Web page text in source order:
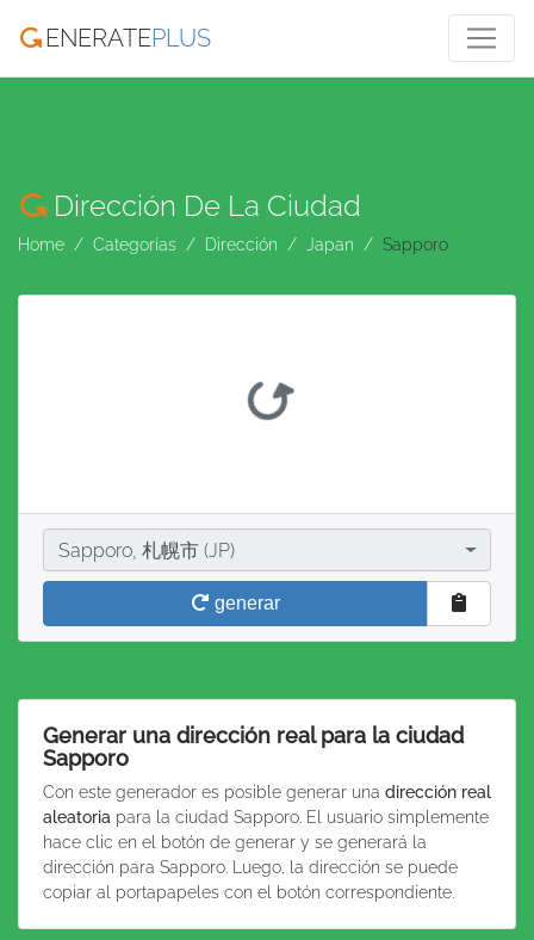
ENERATEPLUS
Dirección De La Ciudad
Home Categorías Dirección Japan Sapporo
Ciudad
Sapporo, 札幌市 (JP)
generar
Generar una dirección real para la ciudad
Sapporo
Con este generador es posible generar una dirección real
aleatoria para la ciudad Sapporo. El usuario simplemente
hace clic en el botón de generar y se generará la
dirección para Sapporo. Luego, la dirección se puede
copiar al portapapeles con el botón correspondiente.